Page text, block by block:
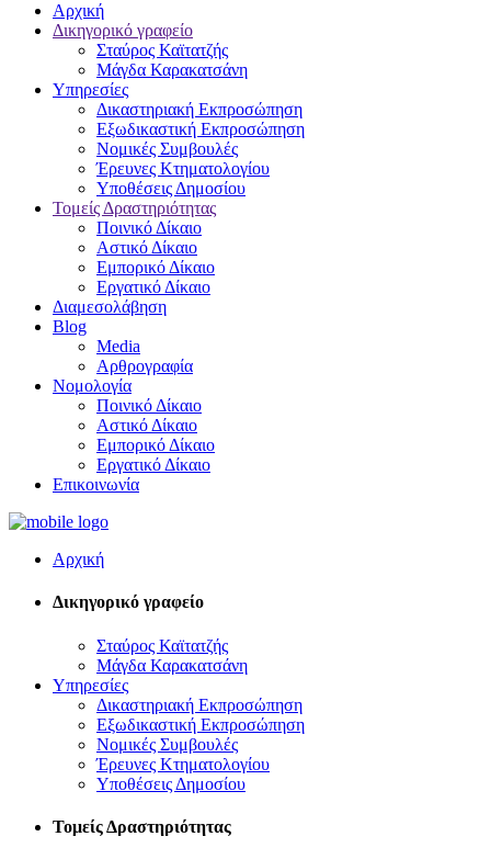
Αρχική
Δικηγορικό γραφείο
Σταύρος Καϊτατζής
Μάγδα Καρακατσάνη
Υπηρεσίες
Δικαστηριακή Εκπροσώπηση
Εξωδικαστική Εκπροσώπηση
Νομικές Συμβουλές
Έρευνες Κτηματολογίου
Υποθέσεις Δημοσίου
Τομείς Δραστηριότητας
Ποινικό Δίκαιο
Αστικό Δίκαιο
Εμπορικό Δίκαιο
Εργατικό Δίκαιο
Διαμεσολάβηση
Blog
Media
Αρθρογραφία
Νομολογία
Ποινικό Δίκαιο
Αστικό Δίκαιο
Εμπορικό Δίκαιο
Εργατικό Δίκαιο
Επικοινωνία
Αρχική
Δικηγορικό γραφείο
Σταύρος Καϊτατζής
Μάγδα Καρακατσάνη
Υπηρεσίες
Δικαστηριακή Εκπροσώπηση
Εξωδικαστική Εκπροσώπηση
Νομικές Συμβουλές
Έρευνες Κτηματολογίου
Υποθέσεις Δημοσίου
Τομείς Δραστηριότητας